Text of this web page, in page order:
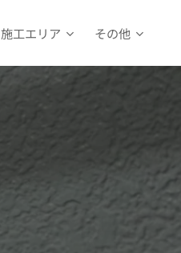
施工エリア その他